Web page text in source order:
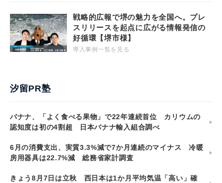
戦略的広報で堺の魅力を全国へ。プレ
スリリースを起点に広がる情報発信の
好循環【堺市様】
導入事例一覧を見る
汐留PR塾
バナナ、「よく食べる果物」で22年連続首位 カリウムの
認知度は初の4割超 日本バナナ輸入組合調べ
6月の消費支出、実質3.3%減で7か月連続のマイナス 冷暖
房用器具は22.7%減 総務省家計調査
きょう8月7日は立秋 西日本は1か月平均気温「高い」確